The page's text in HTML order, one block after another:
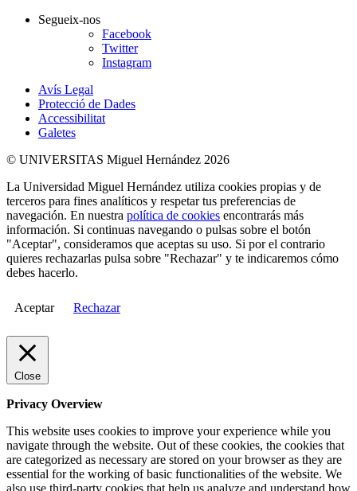
Segueix-nos
Facebook
Twitter
Instagram
Avís Legal
Protecció de Dades
Accessibilitat
Galetes
© UNIVERSITAS Miguel Hernández 2026
La Universidad Miguel Hernández utiliza cookies propias y de
terceros para fines analíticos y respetar tus preferencias de
navegación. En nuestra política de cookies encontrarás más
información. Si continuas navegando o pulsas sobre el botón
"Aceptar", consideramos que aceptas su uso. Si por el contrario
quieres rechazarlas pulsa sobre "Rechazar" y te indicaremos cómo
debes hacerlo.
Aceptar Rechazar
Close
Privacy Overview
This website uses cookies to improve your experience while you
navigate through the website. Out of these cookies, the cookies that
are categorized as necessary are stored on your browser as they are
essential for the working of basic functionalities of the website. We
also use third-party cookies that help us analyze and understand how